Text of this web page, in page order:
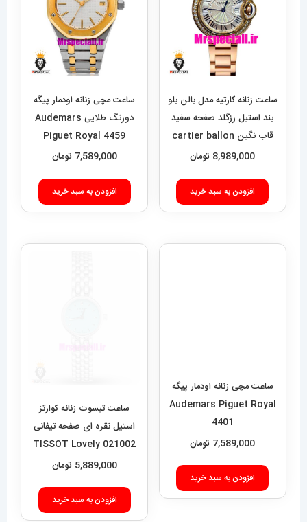
ساعت زنانه کارتیه مدل بالن بلو
بند استیل رزگلد صفحه سفید
قاب نگین cartier ballon
bleu 020909
8,989,000 تومان
افزودن به سبد خرید
ساعت مچی زنانه اودمار پیگه
دورنگ طلایی Audemars
Piguet Royal 4459
7,589,000 تومان
افزودن به سبد خرید
ساعت مچی زنانه اودمار پیگه
Audemars Piguet Royal
4401
7,589,000 تومان
افزودن به سبد خرید
ساعت تیسوت زنانه کوارتز
استیل نقره ای صفحه تیفانی
021002 TISSOT Lovely
5,889,000 تومان
افزودن به سبد خرید